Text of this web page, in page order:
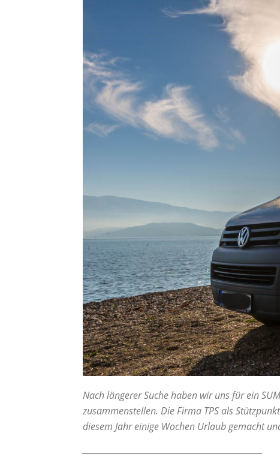
Nach längerer Suche haben wir uns für ein
zusammenstellen. DieFirma TPS als
diesem Jahr einige Wochen Urlaub gemacht